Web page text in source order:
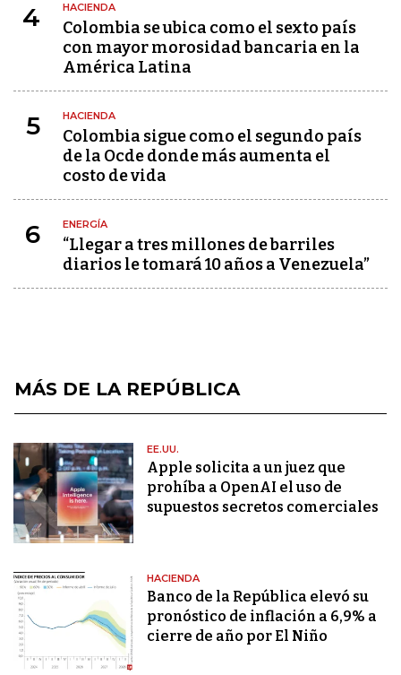
4 HACIENDA
Colombia se ubica como el sexto país
con mayor morosidad bancaria en la
América Latina
5 HACIENDA
Colombia sigue como el segundo país
de la Ocde donde más aumenta el
costo de vida
6 ENERGÍA
“Llegar a tres millones de barriles
diarios le tomará 10 años a Venezuela”
MÁS DE LA REPÚBLICA
EE.UU.
Apple solicita a un juez que
prohíba a OpenAI el uso de
supuestos secretos comerciales
HACIENDA
Banco de la República elevó su
pronóstico de inflación a 6,9% a
cierre de año por El Niño